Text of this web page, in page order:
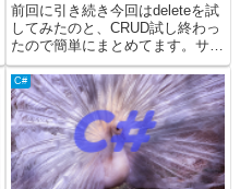
前回に引き続き今回はdeleteを試
してみたのと、CRUD試し終わっ
たので簡単にまとめてます。サン
プルコードpublic static
IActionResult Delete(
HttpRequest req, long Id, ILog...
C#